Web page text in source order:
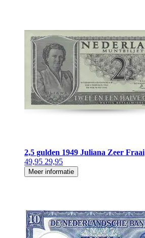
2,5 gulden 1949 Juliana Zeer Fraai
49,95 29,95
Meer informatie